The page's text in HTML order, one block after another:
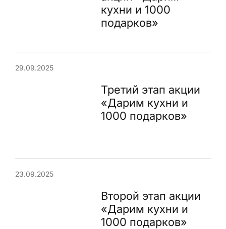
кухни и 1000
подарков»
29.09.2025
Третий этап акции
«Дарим кухни и
1000 подарков»
23.09.2025
Второй этап акции
«Дарим кухни и
1000 подарков»